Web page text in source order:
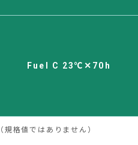
Fuel C 23℃✕70h
（規格値ではありません）